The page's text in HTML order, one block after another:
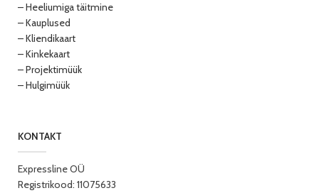
– Heeliumiga täitmine
– Kauplused
– Kliendikaart
– Kinkekaart
– Projektimüük
– Hulgimüük
KONTAKT
Expressline OÜ
Registrikood: 11075633